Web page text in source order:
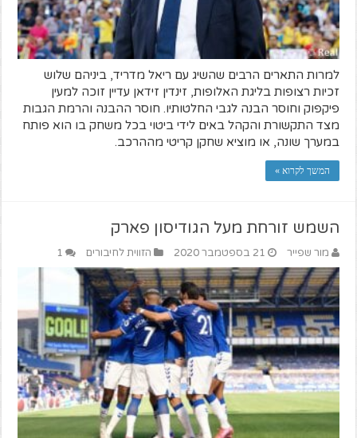
למרות התארים הרבים שהשיג עם ריאל מדריד, ביניהם שלוש
זכיות רצופות בליגת האלופות, זינדין זידאן עדיין זוכה למעין
פיקפוק וחוסר הבנה לגבי החלטותיו. חוסר ההבנה והרמת הגבות
מצד התקשורת והקהל באים לידי ביטוי בכל משחק בו הוא פותח
במערך שונה, או מוציא שחקן קריטי מההרכב.
המשך לקרוא »
השמש זורחת מעל הגודיסון פארק
מור שפייר 21 בספטמבר 2020 הזווית לחיבורים 1